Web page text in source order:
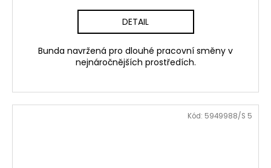
DETAIL
Bunda navržená pro dlouhé pracovní směny v
nejnáročnějších prostředích.
Kód: 5949988/S 5